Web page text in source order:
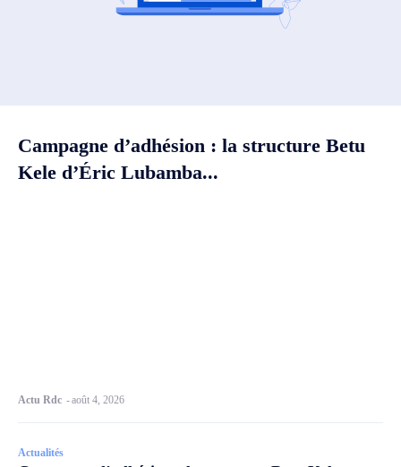
Campagne d’adhésion : la structure Betu
Kele d’Éric Lubamba...
Actu Rdc -août 4, 2026
Actualités